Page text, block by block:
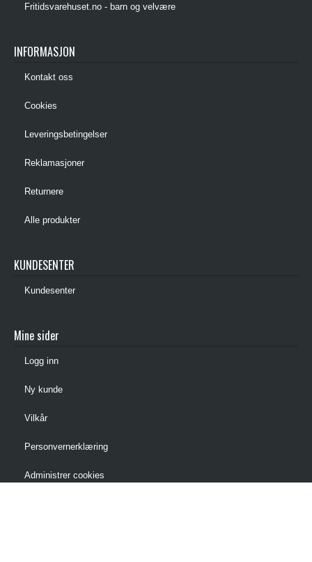
Fritidsvarehuset.no - barn og velvære
INFORMASJON
Kontakt oss
Cookies
Leveringsbetingelser
Reklamasjoner
Returnere
Alle produkter
KUNDESENTER
Kundesenter
Mine sider
Logg inn
Ny kunde
Vilkår
Personvernerklæring
Administrer cookies